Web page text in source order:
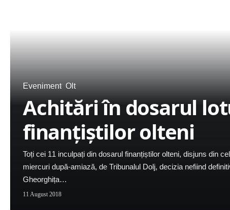
Eveniment Olt
Achitări în dosarul
finanțiștilor olteni
Toți cei 11 inculpați din dosarul finanțiștilor olteni, disjuns din
miercuri după-amiază, de Tribunalul Dolj, decizia nefiind
Gheorghița…
11 August 2018